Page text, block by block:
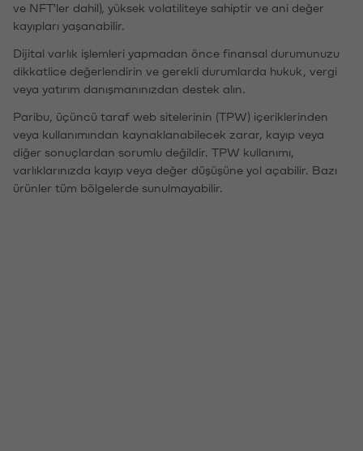
ve NFT'ler dahil), yüksek volatiliteye sahiptir ve ani değer
kayıpları yaşanabilir.
Dijital varlık işlemleri yapmadan önce finansal durumunuzu
dikkatlice değerlendirin ve gerekli durumlarda hukuk, vergi
veya yatırım danışmanınızdan destek alın.
Paribu, üçüncü taraf web sitelerinin (TPW) içeriklerinden
veya kullanımından kaynaklanabilecek zarar, kayıp veya
diğer sonuçlardan sorumlu değildir. TPW kullanımı,
varlıklarınızda kayıp veya değer düşüşüne yol açabilir. Bazı
ürünler tüm bölgelerde sunulmayabilir.